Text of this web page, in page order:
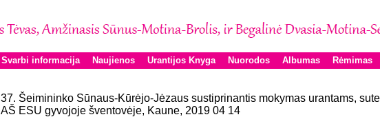
Svarbi informacija Naujienos Urantijos Knyga Nuorodos Albumas Rėmimas
37. Šeimininko Sūnaus-Kūrėjo-Jėzaus sustiprinantis mokymas urantams,
AŠ ESU gyvojoje šventovėje, Kaune, 2019 04 14